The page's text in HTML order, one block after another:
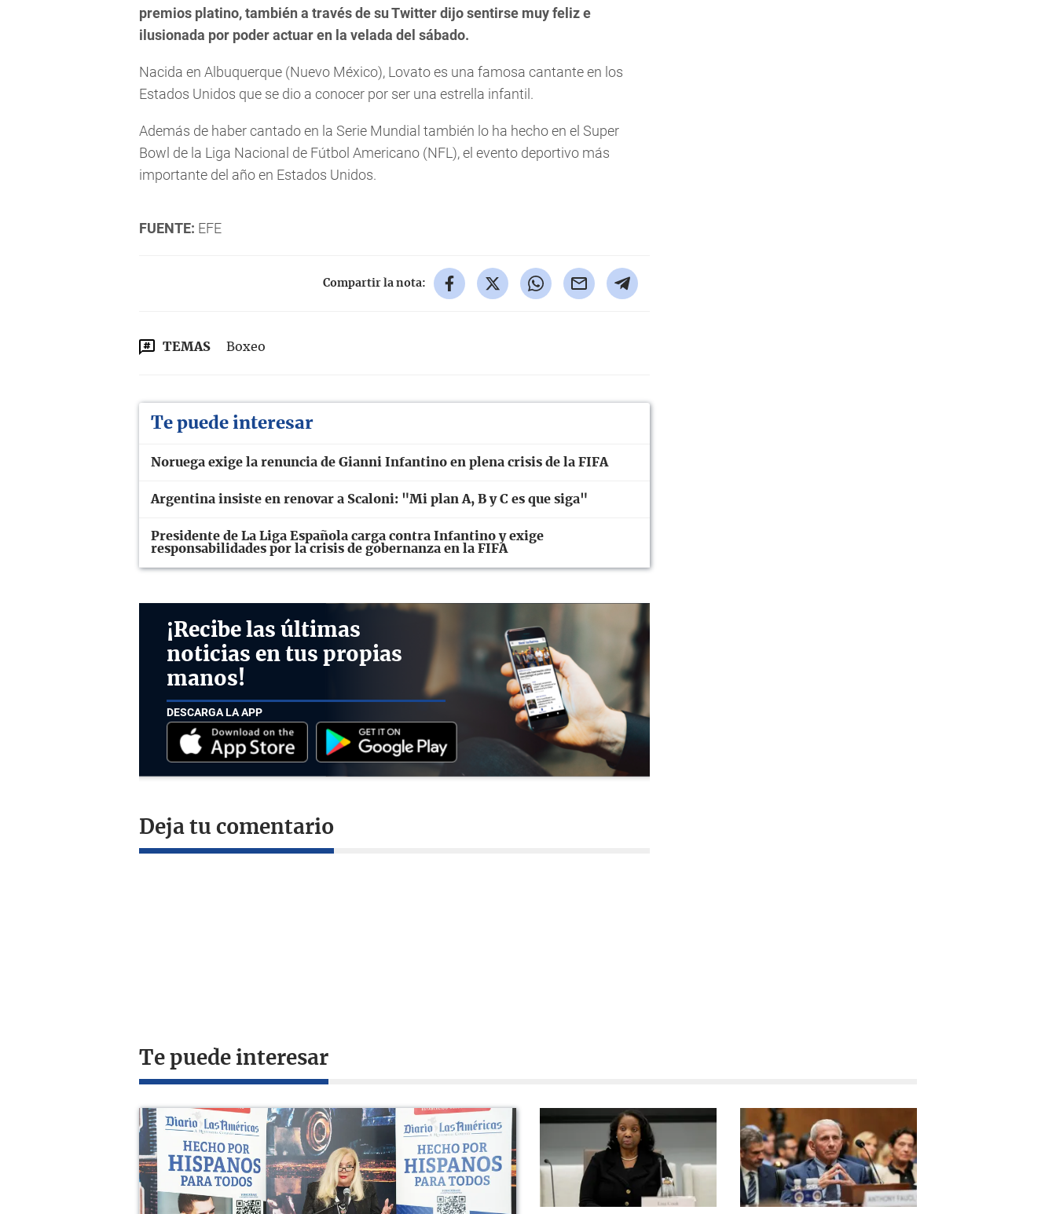
premios platino, también a través de su Twitter dijo sentirse muy feliz e
ilusionada por poder actuar en la velada del sábado.
Nacida en Albuquerque (Nuevo México), Lovato es una famosa cantante en los
Estados Unidos que se dio a conocer por ser una estrella infantil.
Además de haber cantado en la Serie Mundial también lo ha hecho en el Super
Bowl de la Liga Nacional de Fútbol Americano (NFL), el evento deportivo más
importante del año en Estados Unidos.
FUENTE: EFE
Compartir la nota:
TEMAS Boxeo
Te puede interesar
Noruega exige la renuncia de Gianni Infantino en plena crisis de la FIFA
Argentina insiste en renovar a Scaloni: "Mi plan A, B y C es que siga"
Presidente de La Liga Española carga contra Infantino y exige
responsabilidades por la crisis de gobernanza en la FIFA
¡Recibe las últimas
noticias en tus propias
manos!
DESCARGA LA APP
Deja tu comentario
Te puede interesar